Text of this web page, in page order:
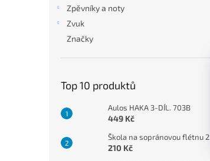
Zpěvníky a noty
Zvuk
Značky
Top 10 produktů
Aulos HAKA 3-DÍL. 703B
449 Kč
Škola na sopránovou flétnu 2
210 Kč